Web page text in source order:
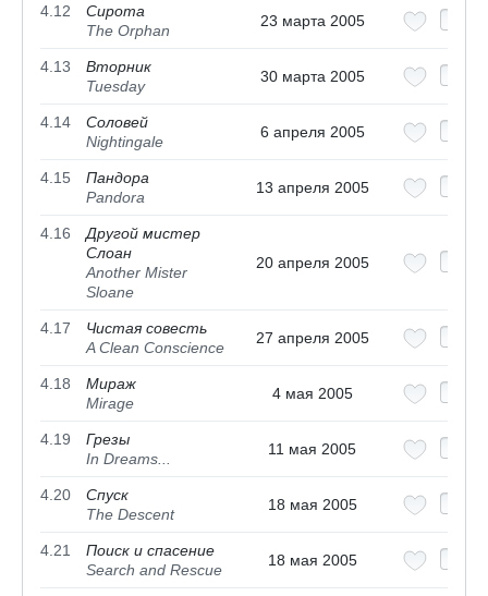
4.12
Сирота
The Orphan
23 марта 2005
4.13
Вторник
Tuesday
30 марта 2005
4.14
Соловей
Nightingale
6 апреля 2005
4.15
Пандора
Pandora
13 апреля 2005
4.16
Другой мистер
Слоан
Another Mister
Sloane
20 апреля 2005
4.17
Чистая совесть
A Clean Conscience
27 апреля 2005
4.18
Мираж
Mirage
4 мая 2005
4.19
Грезы
In Dreams...
11 мая 2005
4.20
Спуск
The Descent
18 мая 2005
4.21
Поиск и спасение
Search and Rescue
18 мая 2005